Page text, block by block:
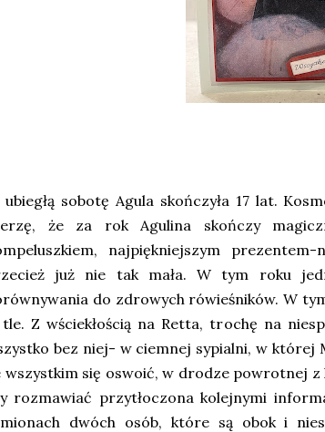
ubiegłą sobotę Agula skończyła 17 lat.
że za rok Agulina skończy
najpiękniejszym
już nie tak mała. W tym roku
do zdrowych rówieśników. W
Z wściekłością na Retta, trochę na
bez niej- w ciemnej sypialni, w której
wszystkim się oswoić, w drodze powrotnej
rozmawiać przytłoczona kolejnymi
dwóch osób, które są obok i